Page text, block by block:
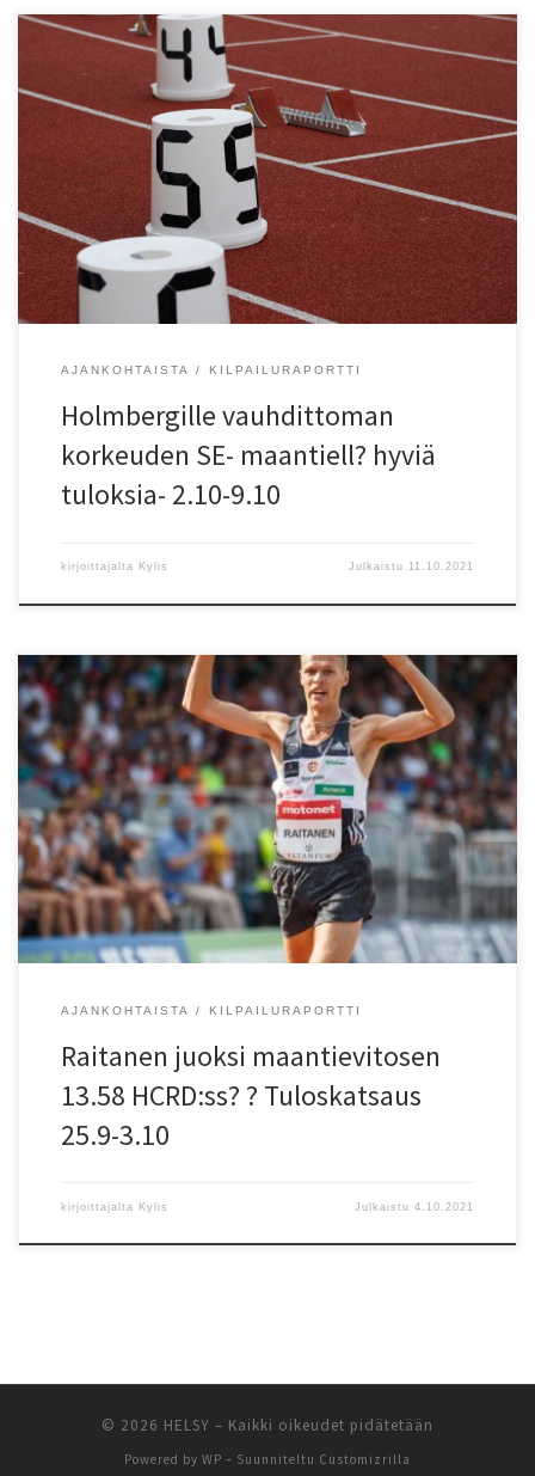
Helsingin Kisa-Veikkojen Varpu Holmberg paransi 12 sentti? 80-
vuotiaiden korkeusennätystä Oulussa. Samalla tuli Suomen
mestaruus SAUL:n mestaruuskilpailuissa. Heitt?j?t kilpailivat viikon
aikana Kouvolassa ja Espoossa. Syksyn aikana Espoon Tapioiden
Oona Vanhanen paransi 10-vuotiaiden keihään piiriennätyksen
lukemiin 28,14. Maantiell? Helsinki City Running Dayssa ja Vantaan
Maratonilla HelSYn seurojen urheilijat saavuttivat hyviä aikoja. 9.10
[…]
AJANKOHTAISTA KILPAILURAPORTTI
Holmbergille vauhdittoman
korkeuden SE- maantiell? hyviä
tuloksia- 2.10-9.10
kirjoittajalta Kylis Julkaistu 11.10.2021
Suomen suurin juoksutapahtuma, Helsinki City Running Day, t?ytti
Helsingin kadut lauantaina. Helsingin Kisa-Veikkojen Topi Raitanen
juoksi maantievitosen 13.58. Maratonin hallitseva Suomen mestari,
HKV:n Aki Nummela oli kolmas maratonilla. Toinen maraton viikon
sis??n. HCRD:ssä oli paljon HelSY:n seurojen urheilijoita ja j?
rjestelyvastuussa HKV,HPV ja VU Suomen Urheiluliiton lisäksi. Kaikki
tulokset eh?tt?v?t […]
AJANKOHTAISTA KILPAILURAPORTTI
Raitanen juoksi maantievitosen
13.58 HCRD:ss? ? Tuloskatsaus
25.9-3.10
kirjoittajalta Kylis Julkaistu4.10.2021
© 2026 HELSY – Kaikki oikeudet pidätetään
Powered by WP – Suunniteltu Customizrilla